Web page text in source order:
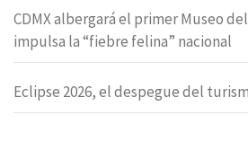
CDMX albergará el primer Museo
impulsa la “fiebre felina” nacional
Eclipse 2026, el despegue del